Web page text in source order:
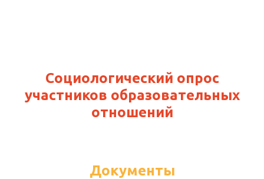
Социологический опрос
участников образовательных
отношений
Документы